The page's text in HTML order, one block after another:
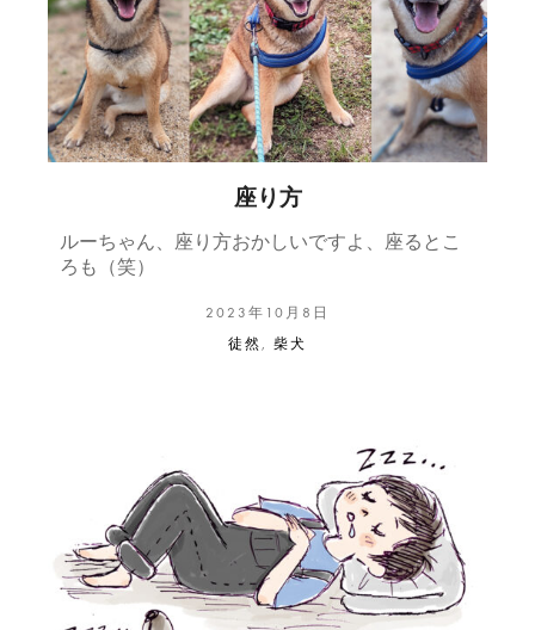
座り方
ルーちゃん、座り方おかしいですよ、座るとこ
ろも（笑）
2023年10月8日
徒然 , 柴犬